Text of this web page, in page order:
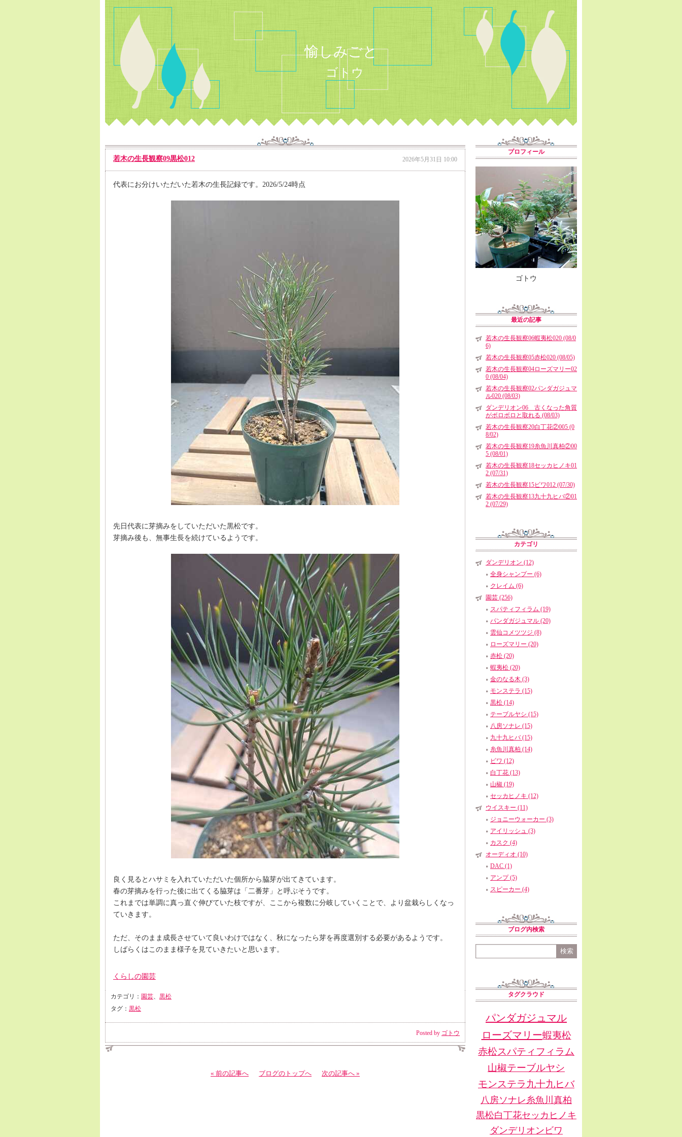
愉しみごと
ゴトウ
若木の生長観察09黒松012 2026年5月31日 10:00
代表にお分けいただいた若木の生長記録です。2026/5/24時点
先日代表に芽摘みをしていただいた黒松です。
芽摘み後も、無事生長を続けているようです。
良く見るとハサミを入れていただいた個所から脇芽が出てきています。
春の芽摘みを行った後に出てくる脇芽は「二番芽」と呼ぶそうです。
これまでは単調に真っ直ぐ伸びていた枝ですが、ここから複数に分岐していくことで、より盆栽らしくなっ
ていきます。
ただ、そのまま成長させていて良いわけではなく、秋になったら芽を再度選別する必要があるようです。
しばらくはこのまま様子を見ていきたいと思います。
くらしの園芸
カテゴリ： 園芸、 黒松
タグ： 黒松
Posted by ゴトウ
« 前の記事へ ブログのトップへ 次の記事へ »
プロフィール
ゴトウ
最近の記事
若木の生長観察06蝦夷松020 (08/0
6)
若木の生長観察05赤松020 (08/05)
若木の生長観察04ローズマリー02
0 (08/04)
若木の生長観察02パンダガジュマ
ル020 (08/03)
ダンデリオン06 古くなった角質
がボロボロと取れる (08/03)
若木の生長観察20白丁花②005 (0
8/02)
若木の生長観察19糸魚川真柏②00
5 (08/01)
若木の生長観察18セッカヒノキ01
2 (07/31)
若木の生長観察15ビワ012 (07/30)
若木の生長観察13九十九ヒバ②01
2 (07/29)
カテゴリ
ダンデリオン (12)
全身シャンプー (6)
クレイム (6)
園芸 (256)
スパティフィラム (19)
パンダガジュマル (20)
雲仙コメツツジ (8)
ローズマリー (20)
赤松 (20)
蝦夷松 (20)
金のなる木 (3)
モンステラ (15)
黒松 (14)
テーブルヤシ (15)
八房ソナレ (15)
九十九ヒバ (15)
糸魚川真柏 (14)
ビワ (12)
白丁花 (13)
山椒 (19)
セッカヒノキ (12)
ウイスキー (11)
ジョニーウォーカー (3)
アイリッシュ (3)
カスク (4)
オーディオ (10)
DAC (1)
アンプ (5)
スピーカー (4)
ブログ内検索
タグクラウド
パンダガジュマル
ローズマリー蝦夷松
赤松スパティフィラム
山椒テーブルヤシ
モンステラ 九十九ヒバ
八房ソナレ 糸魚川真柏
黒松白丁花セッカヒノキ
ダンデリオン ビワ